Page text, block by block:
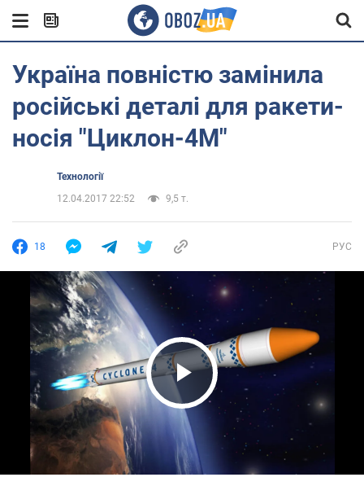
Україна повністю замінила
російські деталі для ракети-
носія "Циклон-4М"
Технології
12.04.2017 22:52
9,5 т.
18 РУС
Play Video